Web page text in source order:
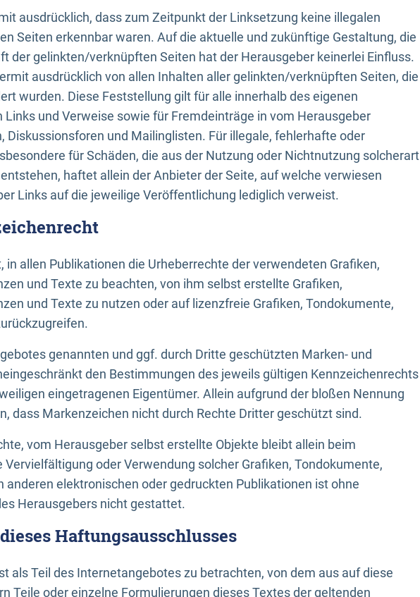
ausdrücklich, dass zum Zeitpunkt der Linksetzung keine illegalen
Seiten erkennbar waren. Auf die aktuelle und zukünftige Gestaltung, die
der gelinkten/verknüpften Seiten hat der Herausgeber keinerlei Einfluss.
ausdrücklich von allen Inhalten aller gelinkten/verknüpften Seiten, die
wurden. Diese Feststellung gilt für alle innerhalb des eigenen
und Verweise sowie für Fremdeinträge in vom Herausgeber
Diskussionsforen und Mailinglisten. Für illegale, fehlerhafte oder
für Schäden, die aus der Nutzung oder Nichtnutzung solcherart
haftet allein der Anbieter der Seite, auf welche verwiesen
Links auf die jeweilige Veröffentlichung lediglich verweist.
in allen Publikationen die Urheberrechte der verwendeten Grafiken,
und Texte zu beachten, von ihm selbst erstellte Grafiken,
und Texte zu nutzen oder auf lizenzfreie Grafiken, Tondokumente,
genannten und ggf. durch Dritte geschützten Marken- und
den Bestimmungen des jeweils gültigen Kennzeichenrechts
eingetragenen Eigentümer. Allein aufgrund der bloßen Nennung
dass Markenzeichen nicht durch Rechte Dritter geschützt sind.
vom Herausgeber selbst erstellte Objekte bleibt allein beim
Vervielfältigung oder Verwendung solcher Grafiken, Tondokumente,
anderen elektronischen oder gedruckten Publikationen ist ohne
Herausgebers nicht gestattet.
Haftungsausschlusses
als Teil des Internetangebotes zu betrachten, von dem aus auf diese
Teile oder einzelne Formulierungen dieses Textes der geltenden